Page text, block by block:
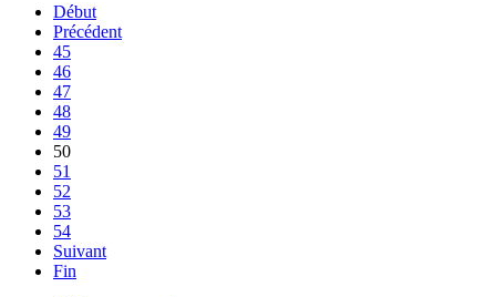
Début
Précédent
45
46
47
48
49
50
51
52
53
54
Suivant
Fin